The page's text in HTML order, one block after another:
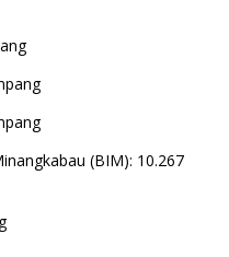
(BIM): 10.267